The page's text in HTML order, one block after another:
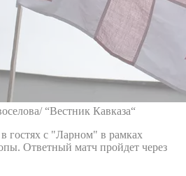
“Вестник Кавказа“
гостях с "Ларном" в рамках
Ответный матч пройдет через